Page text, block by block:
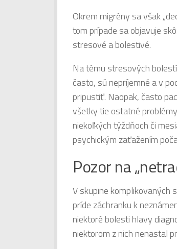
Okrem migrény sa však
tom prípade sa objavuje
stresové a bolestivé.
Na tému stresových
často, sú nepríjemné a v
pripustiť. Naopak, často
všetky tie ostatné
niekoľkých týždňoch či
psychickým zaťažením
Pozor na
V skupine komplikovaných
príde záchranku k
niektoré bolesti hlavy
niektorom z nich nenastal